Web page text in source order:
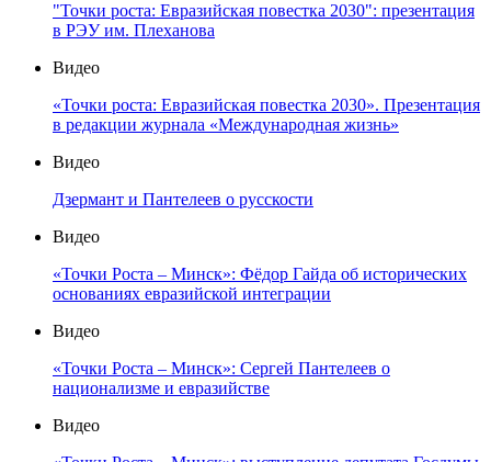
"Точки роста: Евразийская повестка 2030": презентация
в РЭУ им. Плеханова
Видео
«Точки роста: Евразийская повестка 2030». Презентация
в редакции журнала «Международная жизнь»
Видео
Дзермант и Пантелеев о русскости
Видео
«Точки Роста – Минск»: Фёдор Гайда об исторических
основаниях евразийской интеграции
Видео
«Точки Роста – Минск»: Сергей Пантелеев о
национализме и евразийстве
Видео